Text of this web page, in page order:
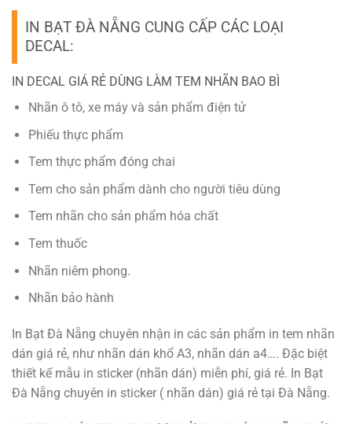
IN BẠT ĐÀ NẴNG CUNG CẤP CÁC LOẠI
DECAL:
IN DECAL GIÁ RẺ DÙNG LÀM TEM NHÃN BAO BÌ
Nhãn ô tô, xe máy và sản phẩm điện tử
Phiếu thực phẩm
Tem thực phẩm đóng chai
Tem cho sản phẩm dành cho người tiêu dùng
Tem nhãn cho sản phẩm hóa chất
Tem thuốc
Nhãn niêm phong.
Nhãn bảo hành
In Bạt Đà Nẵng chuyên nhận in các sản phẩm in tem nhãn
dán giá rẻ, như nhãn dán khổ A3, nhãn dán a4…. Đặc biệt
thiết kế mẫu in sticker (nhãn dán) miễn phí, giá rẻ. In Bạt
Đà Nẵng chuyên in sticker ( nhãn dán) giá rẻ tại Đà Nẵng.